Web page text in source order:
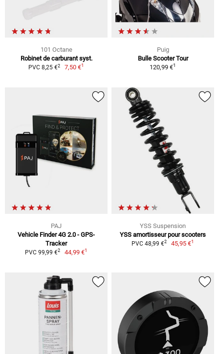
101 Octane
Robinet de carburant syst.
PVC 8,25 €2 7,50 €1
Puig
Bulle Scooter Tour
120,99 €1
PAJ
Vehicle Finder 4G 2.0 - GPS-
Tracker
PVC 99,99 €2 44,99 €1
YSS Suspension
YSS amortisseur pour scooters
PVC 48,99 €2 45,95 €1